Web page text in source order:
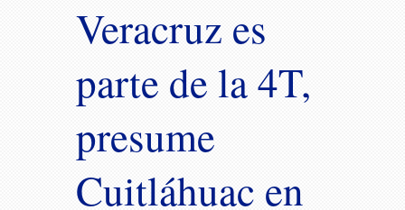
Veracruz es
parte de la 4T,
presume
Cuitláhuac en